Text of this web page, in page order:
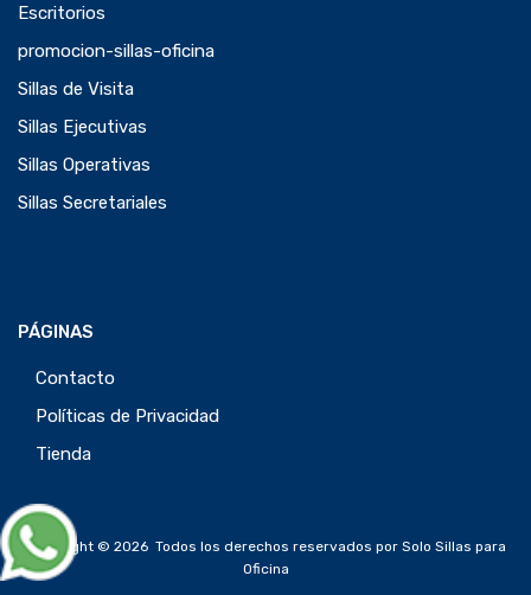
Escritorios
promocion-sillas-oficina
Sillas de Visita
Sillas Ejecutivas
Sillas Operativas
Sillas Secretariales
PÁGINAS
Contacto
Políticas de Privacidad
Tienda
Copyright © 2026 Todos los derechos reservados por Solo Sillas para
Oficina